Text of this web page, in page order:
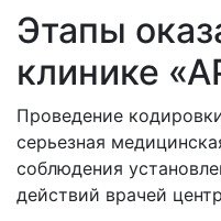
Этапы
клинике
Проведение
серьезная
соблюдения
действий врачей